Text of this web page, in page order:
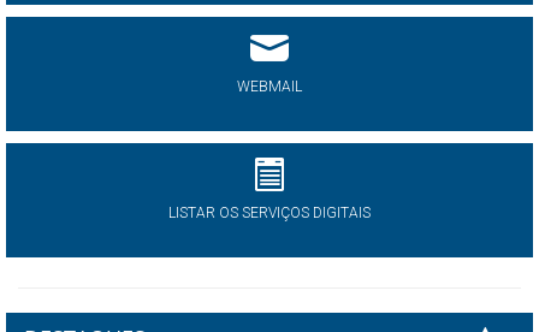
WEBMAIL
LISTAR OS SERVIÇOS DIGITAIS